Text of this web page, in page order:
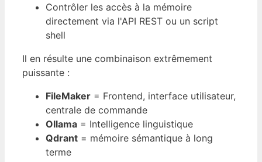
Contrôler les accès à la mémoire
directement via l'API REST ou un script
shell
Il en résulte une combinaison extrêmement
puissante :
FileMaker = Frontend, interface utilisateur,
centrale de commande
Ollama = Intelligence linguistique
Qdrant = mémoire sémantique à long
terme